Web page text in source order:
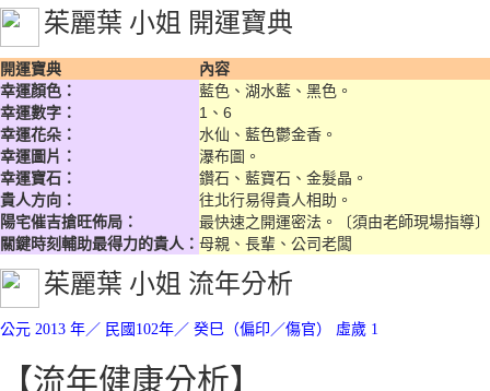
茱麗葉 小姐 開運寶典
開運寶典
內容
幸運顏色：
藍色、湖水藍、黑色。
幸運數字：
1、6
幸運花朵：
水仙、藍色鬱金香。
幸運圖片：
瀑布圖。
幸運寶石：
鑽石、藍寶石、金髮晶。
貴人方向：
往北行易得貴人相助。
陽宅催吉搶旺佈局：
最快速之開運密法。〔須由老師現場指導〕
關鍵時刻輔助最得力的貴人： 母親、長輩、公司老闆
茱麗葉 小姐 流年分析
公元 2013 年／ 民國 102年／ 癸巳（偏印／傷官） 虛歲 1
【流年健康分析】